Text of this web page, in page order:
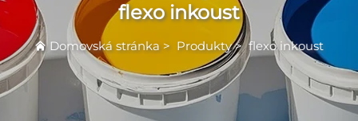
flexo inkoust
Domovská stránka> Produkty>flexo inkoust